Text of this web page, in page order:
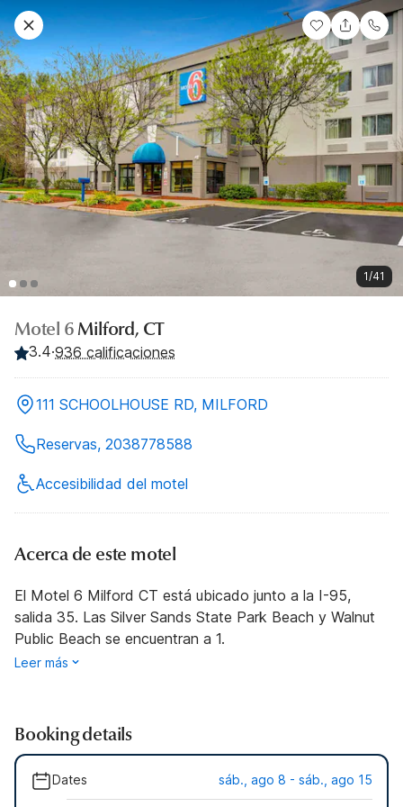
1/41
Motel 6 Milford, CT
3.4·936 calificaciones
111 SCHOOLHOUSE RD, MILFORD
Reservas, 2038778588
Accesibilidad del motel
Acerca de este motel
El Motel 6 Milford CT está ubicado junto a la I-95,
salida 35. Las Silver Sands State Park Beach y Walnut
Public Beach se encuentran a 1.
Leer más
Booking details
Dates sáb., ago 8 - sáb., ago 15